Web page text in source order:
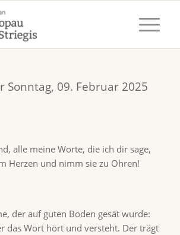
Sonntag, 09. Februar 2025
alle meine Worte, die ich dir sage,
Herzen und nimm sie zu Ohren!
der auf guten Boden gesät wurde:
das Wort hört und versteht. Der trägt